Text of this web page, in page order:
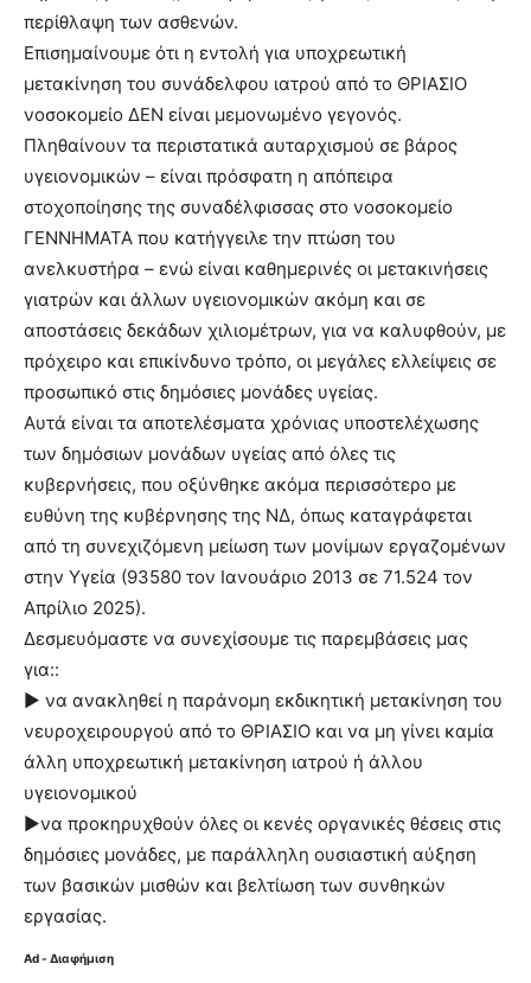
περίθλαψη των ασθενών.
Επισημαίνουμε ότι η εντολή για υποχρεωτική
μετακίνηση του συνάδελφου ιατρού από το ΘΡΙΑΣΙΟ
νοσοκομείο ΔΕΝ είναι μεμονωμένο γεγονός.
Πληθαίνουν τα περιστατικά αυταρχισμού σε βάρος
υγειονομικών – είναι πρόσφατη η απόπειρα
στοχοποίησης της συναδέλφισσας στο νοσοκομείο
ΓΕΝΝΗΜΑΤΑ που κατήγγειλε την πτώση του
ανελκυστήρα – ενώ είναι καθημερινές οι μετακινήσεις
γιατρών και άλλων υγειονομικών ακόμη και σε
αποστάσεις δεκάδων χιλιομέτρων, για να καλυφθούν, με
πρόχειρο και επικίνδυνο τρόπο, οι μεγάλες ελλείψεις σε
προσωπικό στις δημόσιες μονάδες υγείας.
Αυτά είναι τα αποτελέσματα χρόνιας υποστελέχωσης
των δημόσιων μονάδων υγείας από όλες τις
κυβερνήσεις, που οξύνθηκε ακόμα περισσότερο με
ευθύνη της κυβέρνησης της ΝΔ, όπως καταγράφεται
από τη συνεχιζόμενη μείωση των μονίμων εργαζομένων
στην Υγεία (93580 τον Ιανουάριο 2013 σε 71.524 τον
Απρίλιο 2025).
Δεσμευόμαστε να συνεχίσουμε τις παρεμβάσεις μας
για::
► να ανακληθεί η παράνομη εκδικητική μετακίνηση του
νευροχειρουργού από το ΘΡΙΑΣΙΟ και να μη γίνει καμία
άλλη υποχρεωτική μετακίνηση ιατρού ή άλλου
υγειονομικού
►να προκηρυχθούν όλες οι κενές οργανικές θέσεις στις
δημόσιες μονάδες, με παράλληλη ουσιαστική αύξηση
των βασικών μισθών και βελτίωση των συνθηκών
εργασίας.
Ad - Διαφήμιση